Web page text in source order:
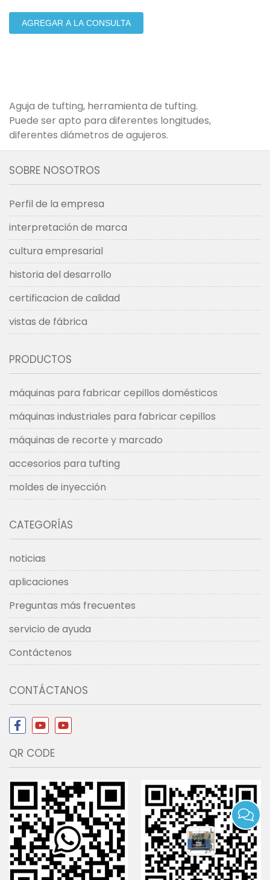
AGREGAR A LA CONSULTA
Aguja de tufting, herramienta de tufting.
Puede ser apto para diferentes longitudes,
diferentes diámetros de agujeros.
SOBRE NOSOTROS
Perfil de la empresa
interpretación de marca
cultura empresarial
historia del desarrollo
certificacion de calidad
vistas de fábrica
PRODUCTOS
máquinas para fabricar cepillos domésticos
máquinas industriales para fabricar cepillos
máquinas de recorte y marcado
accesorios para tufting
moldes de inyección
CATEGORÍAS
noticias
aplicaciones
Preguntas más frecuentes
servicio de ayuda
Contáctenos
CONTÁCTANOS
QR CODE